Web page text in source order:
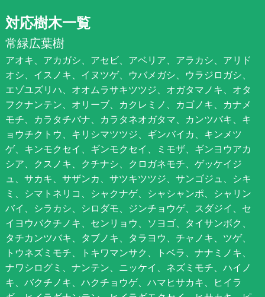
対応樹木一覧
常緑広葉樹
アオキ、アカガシ、アセビ、アベリア、アラカシ、アリド
オシ、イスノキ、イヌツゲ、ウバメガシ、ウラジロガシ、
エゾユズリハ、オオムラサキツツジ、オガタマノキ、オタ
フクナンテン、オリーブ、カクレミノ、カゴノキ、カナメ
モチ、カラタチバナ、カラタネオガタマ、カンツバキ、キ
ョウチクトウ、キリシマツツジ、ギンバイカ、キンメツ
ゲ、キンモクセイ、ギンモクセイ、ミモザ、ギンヨウアカ
シア、クスノキ、クチナシ、クロガネモチ、ゲッケイジ
ュ、サカキ、サザンカ、サツキツツジ、サンゴジュ、シキ
ミ、シマトネリコ、シャクナゲ、シャシャンポ、シャリン
バイ、シラカシ、シロダモ、ジンチョウゲ、スダジイ、セ
イヨウバクチノキ、センリョウ、ソヨゴ、タイサンボク、
タチカンツバキ、タブノキ、タラヨウ、チャノキ、ツゲ、
トウネズミモチ、トキワマンサク、トベラ、ナナミノキ、
ナワシログミ、ナンテン、ニッケイ、ネズミモチ、ハイノ
キ、バクチノキ、ハクチョウゲ、ハマヒサカキ、ヒイラ